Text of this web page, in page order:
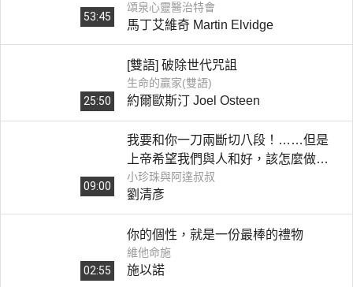
53:45
頌泉心靈醫治特會
馬丁艾維奇 Martin Elvidge
25:50
[雙語] 破除世代咒詛
生命的贏家(雙語)
約爾歐斯汀 Joel Osteen
09:00
我要和你一刀兩斷切八段！……但是
上帝希望我們與人和好，該怎麼做
呢？｜《聖靈的果子－和平》
小珍珠與阿達叔叔
劉清彥
02:55
你的個性，就是一份最棒的禮物
維他命施
施以諾